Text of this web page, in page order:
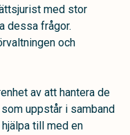
med stor
dessa frågor.
och
av att hantera de
uppstår i samband
till med en